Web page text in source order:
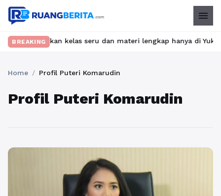
menu
BREAKING
Temukan kelas seru dan materi lengkap hanya di
Home / Profil Puteri Komarudin
Profil Puteri Komarudin